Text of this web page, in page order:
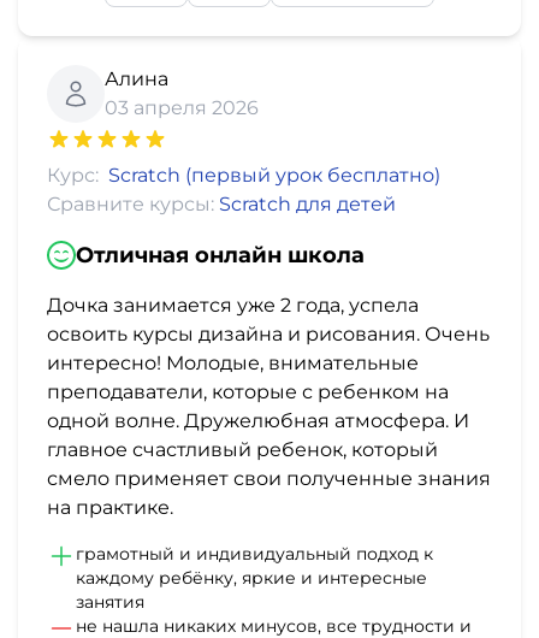
Алина
03 апреля 2026
Курс: Scratch (первый урок бесплатно)
Сравните курсы: Scratch для детей
Отличная онлайн школа
Дочка занимается уже 2 года, успела
освоить курсы дизайна и рисования. Очень
интересно! Молодые, внимательные
преподаватели, которые с ребенком на
одной волне. Дружелюбная атмосфера. И
главное счастливый ребенок, который
смело применяет свои полученные знания
на практике.
грамотный и индивидуальный подход к
каждому ребёнку, яркие и интересные
занятия
не нашла никаких минусов, все трудности и